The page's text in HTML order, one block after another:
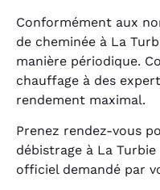
Conformément aux
de cheminée à La
manière périodique.
chauffage à des
rendement maximal.
Prenez rendez-vous
débistrage à La
officiel demandé par